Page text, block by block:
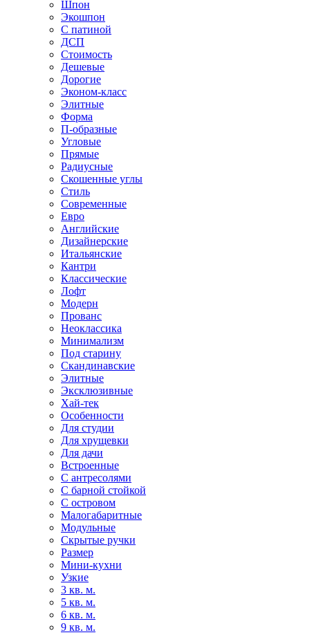
Шпон
Экошпон
С патиной
ДСП
Стоимость
Дешевые
Дорогие
Эконом-класс
Элитные
Форма
П-образные
Угловые
Прямые
Радиусные
Скошенные углы
Стиль
Современные
Евро
Английские
Дизайнерские
Итальянские
Кантри
Классические
Лофт
Модерн
Прованс
Неоклассика
Минимализм
Под старину
Скандинавские
Элитные
Эксклюзивные
Хай-тек
Особенности
Для студии
Для хрущевки
Для дачи
Встроенные
С антресолями
С барной стойкой
С островом
Малогабаритные
Модульные
Скрытые ручки
Размер
Мини-кухни
Узкие
3 кв. м.
5 кв. м.
6 кв. м.
9 кв. м.